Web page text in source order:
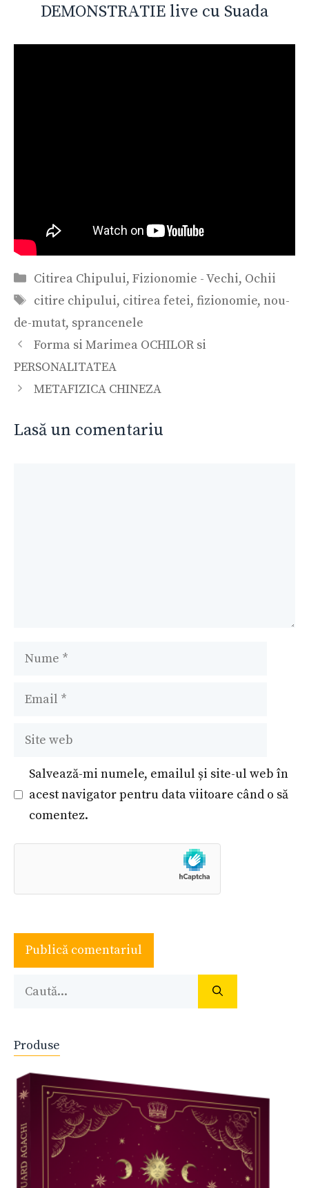
DEMONSTRATIE live cu Suada
Categorii
Citirea Chipului, Fizionomie - Vechi, Ochii
Etichete
citire chipului, citirea fetei, fizionomie, nou-
de-mutat, sprancenele
Navigare
în
Forma si Marimea OCHILOR si
PERSONALITATEA
METAFIZICA CHINEZA
Lasă un comentariu
Nume
Email
Site
Salvează-mi numele, emailul și site-ul web în
acest navigator pentru data viitoare când o să
comentez.
Caută
Produse